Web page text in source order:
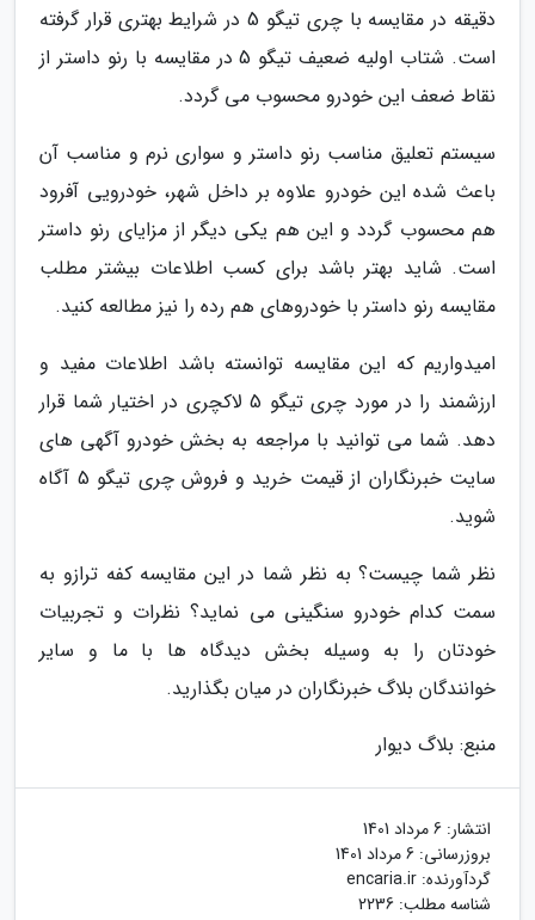
دقیقه در مقایسه با چری تیگو 5 در شرایط بهتری قرار گرفته
است. شتاب اولیه ضعیف تیگو 5 در مقایسه با رنو داستر از
نقاط ضعف این خودرو محسوب می گردد.
سیستم تعلیق مناسب رنو داستر و سواری نرم و مناسب آن
باعث شده این خودرو علاوه بر داخل شهر، خودرویی آفرود
هم محسوب گردد و این هم یکی دیگر از مزایای رنو داستر
است. شاید بهتر باشد برای کسب اطلاعات بیشتر مطلب
مقایسه رنو داستر با خودروهای هم رده را نیز مطالعه کنید.
امیدواریم که این مقایسه توانسته باشد اطلاعات مفید و
ارزشمند را در مورد چری تیگو 5 لاکچری در اختیار شما قرار
دهد. شما می توانید با مراجعه به بخش خودرو آگهی های
سایت خبرنگاران از قیمت خرید و فروش چری تیگو 5 آگاه
شوید.
نظر شما چیست؟ به نظر شما در این مقایسه کفه ترازو به
سمت کدام خودرو سنگینی می نماید؟ نظرات و تجربیات
خودتان را به وسیله بخش دیدگاه ها با ما و سایر
خوانندگان بلاگ خبرنگاران در میان بگذارید.
منبع: بلاگ دیوار
انتشار: 6 مرداد 1401
بروزرسانی: 6 مرداد 1401
گردآورنده: encaria.ir
شناسه مطلب: 2236